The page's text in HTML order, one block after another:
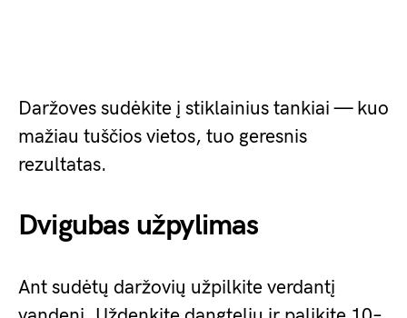
Daržoves sudėkite į stiklainius tankiai — kuo
mažiau tuščios vietos, tuo geresnis
rezultatas.
Dvigubas užpylimas
Ant sudėtų daržovių užpilkite verdantį